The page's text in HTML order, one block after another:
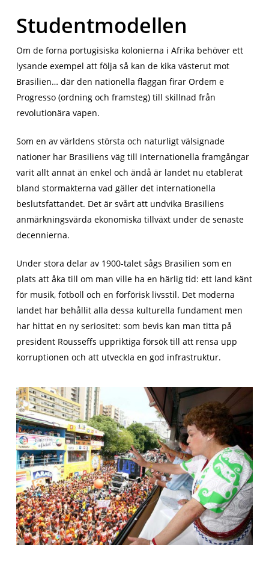
Studentmodellen
Om de forna portugisiska kolonierna i Afrika behöver ett
lysande exempel att följa så kan de kika västerut mot
Brasilien… där den nationella flaggan firar Ordem e
Progresso (ordning och framsteg) till skillnad från
revolutionära vapen.
Som en av världens största och naturligt välsignade
nationer har Brasiliens väg till internationella framgångar
varit allt annat än enkel och ändå är landet nu etablerat
bland stormakterna vad gäller det internationella
beslutsfattandet. Det är svårt att undvika Brasiliens
anmärkningsvärda ekonomiska tillväxt under de senaste
decennierna.
Under stora delar av 1900-talet sågs Brasilien som en
plats att åka till om man ville ha en härlig tid: ett land känt
för musik, fotboll och en förförisk livsstil. Det moderna
landet har behållit alla dessa kulturella fundament men
har hittat en ny seriositet: som bevis kan man titta på
president Rousseffs uppriktiga försök till att rensa upp
korruptionen och att utveckla en god infrastruktur.